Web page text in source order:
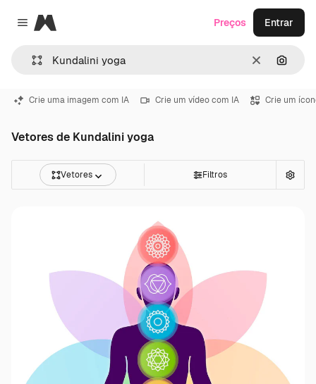
Close menu
Magnific
Limpar
Preços Entrar
Crie uma imagem com IA Crie um vídeo com IA Crie um
Vetores de Kundalini yoga
Vetores Filtros